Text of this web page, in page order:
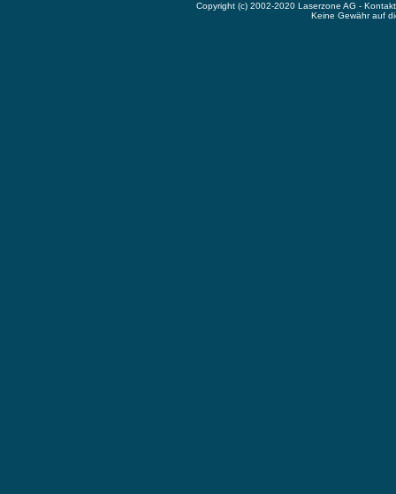
Copyright (c) 2002-2020 Laserzone AG -
Keine Gewähr auf